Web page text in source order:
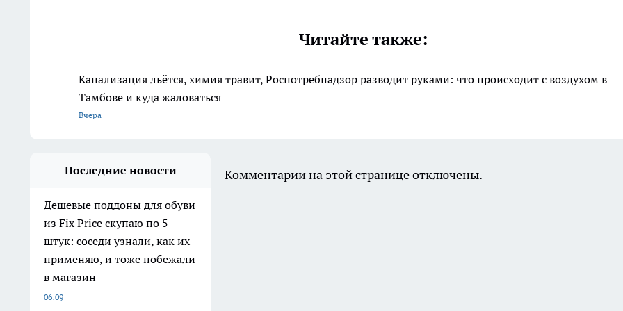
Читайте также:
Канализация льётся, химия травит, Роспотребнадзор разводит руками: что происходит с воздухом в
Тамбове и куда жаловаться
Вчера
Последние новости
Дешевые поддоны для обуви
из Fix Price скупаю по 5
штук: соседи узнали, как их
применяю, и тоже побежали
в магазин
06:09
Комментарии на этой странице отключены.